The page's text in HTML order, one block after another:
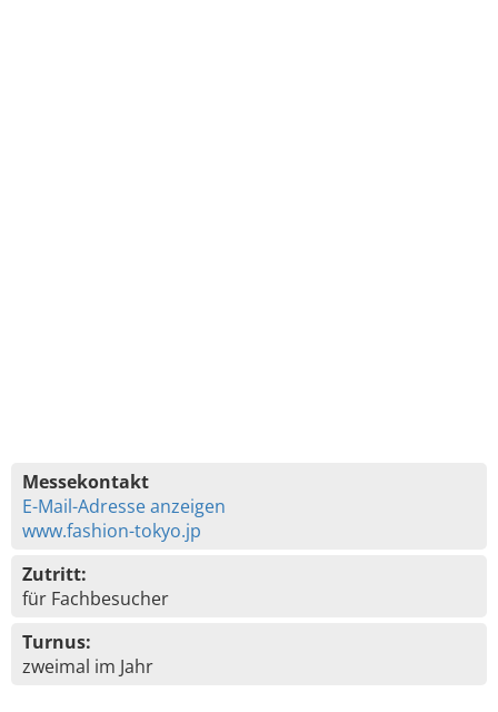
Messekontakt
E-Mail-Adresse anzeigen
www.fashion-tokyo.jp
Zutritt:
für Fachbesucher
Turnus:
zweimal im Jahr